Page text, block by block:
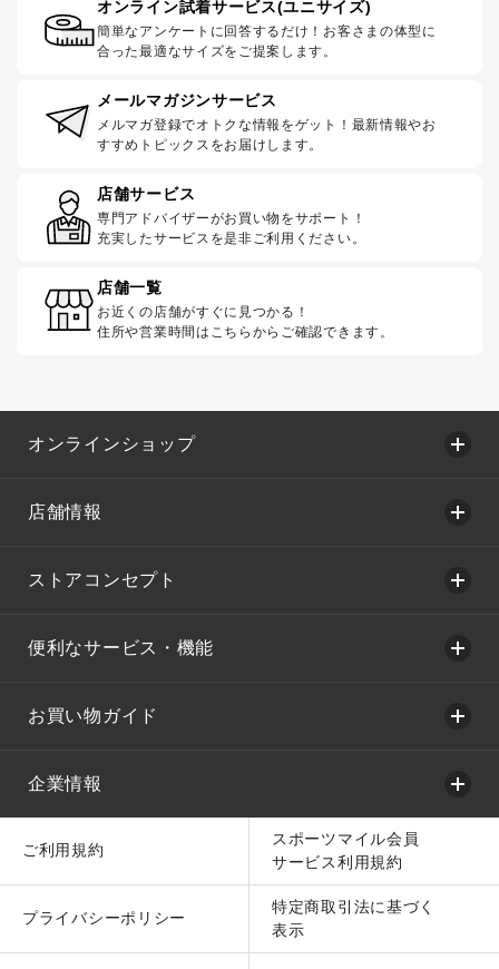
オンライン試着サービス(ユニサイズ)
簡単なアンケートに回答するだけ！お客さまの体型に
合った最適なサイズをご提案します。
メールマガジンサービス
メルマガ登録でオトクな情報をゲット！最新情報やお
すすめトピックスをお届けします。
店舗サービス
専門アドバイザーがお買い物をサポート！
充実したサービスを是非ご利用ください。
店舗一覧
お近くの店舗がすぐに見つかる！
住所や営業時間はこちらからご確認できます。
オンラインショップ
店舗情報
ストアコンセプト
便利なサービス・機能
お買い物ガイド
企業情報
ご利用規約
スポーツマイル会員
サービス利用規約
プライバシーポリシー
特定商取引法に基づく
表示